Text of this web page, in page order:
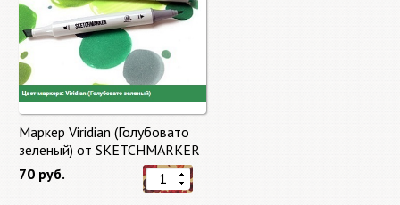
Маркер Viridian (Голубовато
зеленый) от SKETCHMARKER
70 руб.